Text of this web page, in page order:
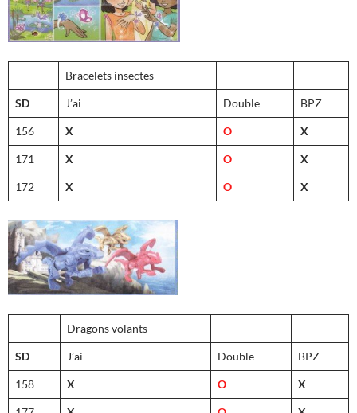
Bracelets insectes
SD J’ai Double BPZ
156 X O X
171 X O X
172 X O X
Dragons volants
SD J’ai Double BPZ
158 X O X